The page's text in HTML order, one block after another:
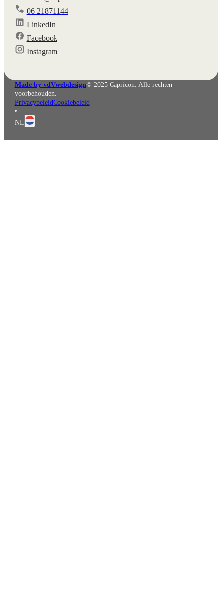
06 21871144
LinkedIn
Facebook
Instagram
Made by vdVwebdesign© 2025 Capricon. Alle rechten
voorbehouden.
PrivacybeleidCookiebeleid
NL
English
Deutsch